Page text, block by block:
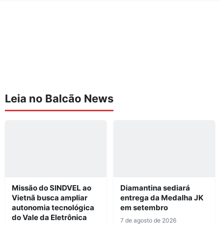
Leia no Balcão News
Missão do SINDVEL ao
Vietnã busca ampliar
autonomia tecnológica
do Vale da Eletrônica
Diamantina sediará
entrega da Medalha JK
em setembro
7 de agosto de 2026